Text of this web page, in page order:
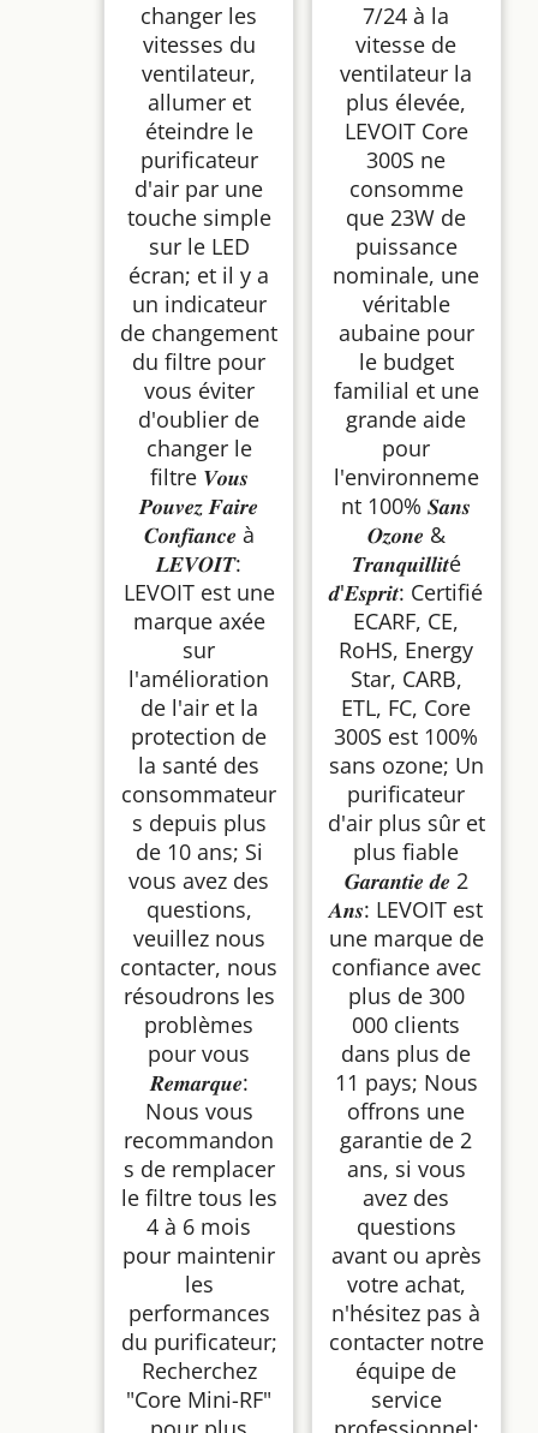
changer les
vitesses du
ventilateur,
allumer et
éteindre le
purificateur
d'air par une
touche simple
sur le LED
écran; et il y a
un indicateur
de changement
du filtre pour
vous éviter
d'oublier de
changer le
filtre 𝑽𝒐𝒖𝒔
𝑷𝒐𝒖𝒗𝒆𝒛 𝑭𝒂𝒊𝒓𝒆
𝑪𝒐𝒏𝒇𝒊𝒂𝒏𝒄𝒆 à
𝑳𝑬𝑽𝑶𝑰𝑻:
LEVOIT est une
marque axée
sur
l'amélioration
de l'air et la
protection de
la santé des
consommateur
s depuis plus
de 10 ans; Si
vous avez des
questions,
veuillez nous
contacter, nous
résoudrons les
problèmes
pour vous
𝑹𝒆𝒎𝒂𝒓𝒒𝒖𝒆:
Nous vous
recommandon
s de remplacer
le filtre tous les
4 à 6 mois
pour maintenir
les
performances
du purificateur;
Recherchez
"Core Mini-RF"
7/24 à la
vitesse de
ventilateur la
plus élevée,
LEVOIT Core
300S ne
consomme
que 23W de
puissance
nominale, une
véritable
aubaine pour
le budget
familial et une
grande aide
pour
l'environneme
nt 100% 𝑺𝒂𝒏𝒔
𝑶𝒛𝒐𝒏𝒆 &
𝑻𝒓𝒂𝒏𝒒𝒖𝒊𝒍𝒍𝒊𝒕é
𝒅'𝑬𝒔𝒑𝒓𝒊𝒕: Certifié
ECARF, CE,
RoHS, Energy
Star, CARB,
ETL, FC, Core
300S est 100%
sans ozone; Un
purificateur
d'air plus sûr et
plus fiable
𝑮𝒂𝒓𝒂𝒏𝒕𝒊𝒆 𝒅𝒆 2
𝑨𝒏𝒔: LEVOIT est
une marque de
confiance avec
plus de 300
000 clients
dans plus de
11 pays; Nous
offrons une
garantie de 2
ans, si vous
avez des
questions
avant ou après
votre achat,
n'hésitez pas à
contacter notre
équipe de
service